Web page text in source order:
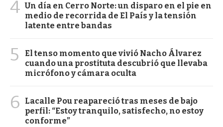
4 Un día en Cerro Norte: un disparo en el pie en
medio de recorrida de El País y la tensión
latente entre bandas
5
El tenso momento que vivió Nacho Álvarez
cuando una prostituta descubrió que llevaba
micrófono y cámara oculta
6
Lacalle Pou reapareció tras meses de bajo
perfil: “Estoy tranquilo, satisfecho, no estoy
conforme”